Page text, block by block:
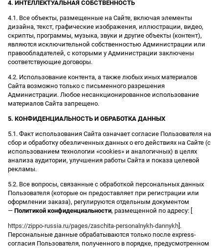
4. ИНТЕЛЛЕКТУАЛЬНАЯ СОБСТВЕННОСТЬ
4.1. Все объекты, размещенные на Сайте, включая элементы
дизайна, текст, графические изображения, иллюстрации, видео,
скрипты, программы, музыка, звуки и другие объекты (контент),
являются исключительной собственностью Администрации или
правообладателей, с которыми у Администрации заключены
соответствующие договоры.
4.2. Использование контента, а также любых иных материалов
Сайта возможно только с письменного разрешения
Администрации. Любое несанкционированное использование
материалов Сайта запрещено.
5. КОНФИДЕНЦИАЛЬНОСТЬ И ОБРАБОТКА ДАННЫХ
5.1. Факт использования Сайта означает согласие Пользователя на
сбор и обработку обезличенных данных о его действиях на Сайте (с
использованием технологии «cookies» и аналогичных) в целях
анализа аудитории, улучшения работы Сайта и показа целевой
рекламы.
5.2. Все вопросы, связанные с обработкой персональных данных
Пользователя (которые он предоставляет при регистрации или
оформлении заказа), регулируются отдельным документом
— Политикой конфиденциальности, размещенной по адресу: [
https://zippo-russia.ru/pages/zaschita-personalnykh-dannykh ].
Персональные данные обрабатываются только после express-
согласия Пользователя, полученного в порядке, предусмотренном